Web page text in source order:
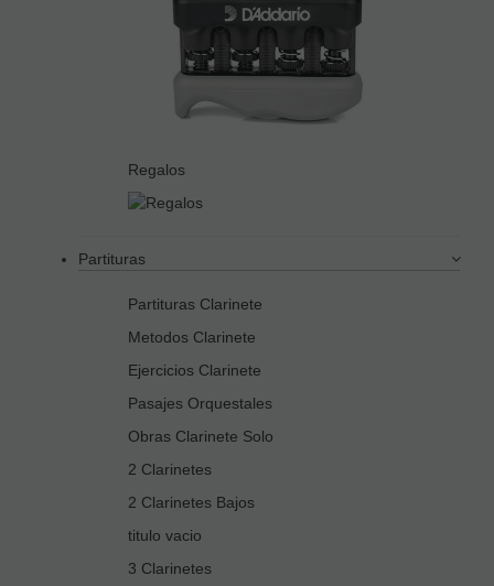
Regalos
Partituras
Partituras Clarinete
Metodos Clarinete
Ejercicios Clarinete
Pasajes Orquestales
Obras Clarinete Solo
2 Clarinetes
2 Clarinetes Bajos
titulo vacio
3 Clarinetes